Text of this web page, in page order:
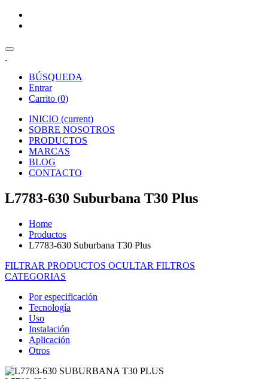
BÚSQUEDA
Entrar
Carrito (0)
INICIO (current)
SOBRE NOSOTROS
PRODUCTOS
MARCAS
BLOG
CONTACTO
L7783-630 Suburbana T30 Plus
Home
Productos
L7783-630 Suburbana T30 Plus
FILTRAR PRODUCTOS OCULTAR FILTROS
CATEGORIAS
Por especificación
Tecnología
Uso
Instalación
Aplicación
Otros